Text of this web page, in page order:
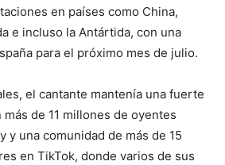
en países como China,
e incluso la Antártida, con una
para el próximo mes de julio.
el cantante mantenía una fuerte
de 11 millones de oyentes
y una comunidad de más de 15
en TikTok, donde varios de sus